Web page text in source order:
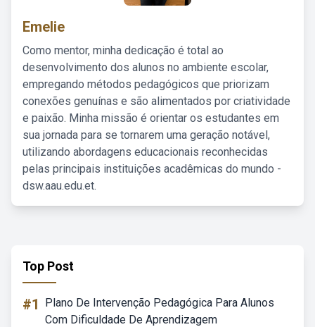
Emelie
Como mentor, minha dedicação é total ao
desenvolvimento dos alunos no ambiente escolar,
empregando métodos pedagógicos que priorizam
conexões genuínas e são alimentados por criatividade
e paixão. Minha missão é orientar os estudantes em
sua jornada para se tornarem uma geração notável,
utilizando abordagens educacionais reconhecidas
pelas principais instituições acadêmicas do mundo -
dsw.aau.edu.et.
Top Post
#1
Plano De Intervenção Pedagógica Para Alunos
Com Dificuldade De Aprendizagem